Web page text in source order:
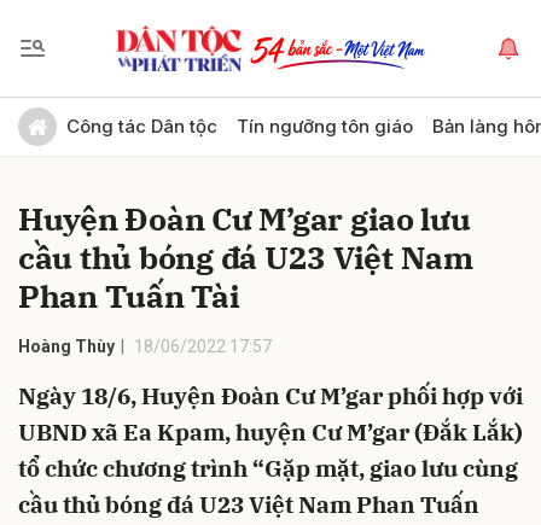
Công tác Dân tộc Tín ngưỡng tôn giáo Bản làng
Huyện Đoàn Cư M’gar giao lưu
cầu thủ bóng đá U23 Việt Nam
Phan Tuấn Tài
Hoàng Thùy 18/06/2022 17:57
Ngày 18/6, Huyện Đoàn Cư M’gar phối hợp với
UBND xã Ea Kpam, huyện Cư M’gar (Đắk Lắk)
tổ chức chương trình “Gặp mặt, giao lưu cùng
cầu thủ bóng đá U23 Việt Nam Phan Tuấn
Gửi bình luận